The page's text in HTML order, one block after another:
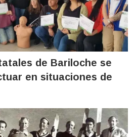
de Bariloche se
en situaciones de